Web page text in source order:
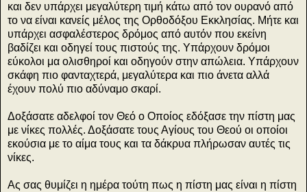
και δεν υπάρχει μεγαλύτερη τιμή κάτω από τον ουρανό από
το να είναι κανείς μέλος της Ορθοδόξου Εκκλησίας. Μήτε και
υπάρχει ασφαλέστερος δρόμος από αυτόν που εκείνη
βαδίζει και οδηγεί τους πιστούς της. Υπάρχουν δρόμοι
εύκολοι μα ολισθηροί και οδηγούν στην απώλεια. Υπάρχουν
σκάφη πιο φανταχτερά, μεγαλύτερα και πιο άνετα αλλά
έχουν πολύ πιο αδύναμο σκαρί.
Δοξάσατε αδελφοί τον Θεό ο Οποίος εδόξασε την πίστη μας
με νίκες πολλές. Δοξάσατε τους Αγίους του Θεού οι οποίοι
εκούσια με το αίμα τους και τα δάκρυα πλήρωσαν αυτές τις
νίκες.
Ας σας θυμίζει η ημέρα τούτη πως η πίστη μας είναι η πίστη